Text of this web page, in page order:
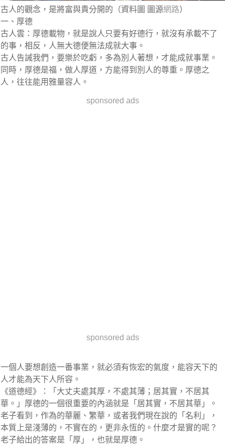
古人的觀念，是將富與貴分開的（資料圖 圖源網路）
一、厚德
古人雲：厚德載物，就是說人只要有好德行，就沒有承載不了
的事，相反，人無大德便無法成就大事。
古人告誡我們，要樂於吃虧，多為別人著想，才能成就事業。
同時，厚德是福，做人厚道，方能得到別人的尊重。厚德之
人，往往能用雅量容人。
sponsored ads
sponsored ads
一個人要想創造一番事業，就必須有恢宏的氣度，能容天下的
人才能為天下人所容。
《道德經》：「大丈夫處其厚，不處其薄；居其實，不居其
華。」厚德的一個很重要的內涵就是「居其實，不居其華」。
老子看到，作為的華麗、繁華，或者我們現在說的「名利」，
本質上是淺薄的，不實在的，更非永恆的。什麼才是實的呢？
老子給出的答案是「厚」，也就是厚德。